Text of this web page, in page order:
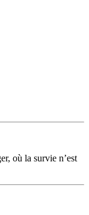
où la survie n’est